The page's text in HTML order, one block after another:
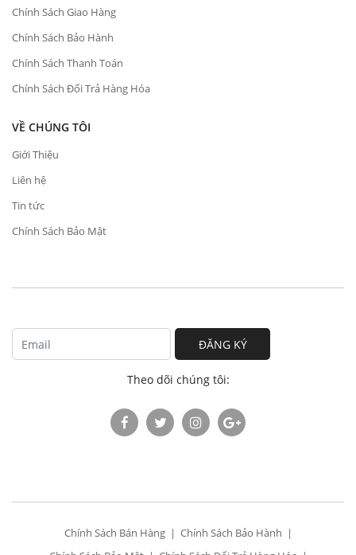
Chính Sách Giao Hàng
Chính Sách Bảo Hành
Chính Sách Thanh Toán
Chính Sách Đổi Trả Hàng Hóa
VỀ CHÚNG TÔI
Giới Thiệu
Liên hệ
Tin tức
Chính Sách Bảo Mật
ĐĂNG KÝ
Theo dõi chúng tôi:
Chính Sách Bán Hàng
Chính Sách Bảo Hành